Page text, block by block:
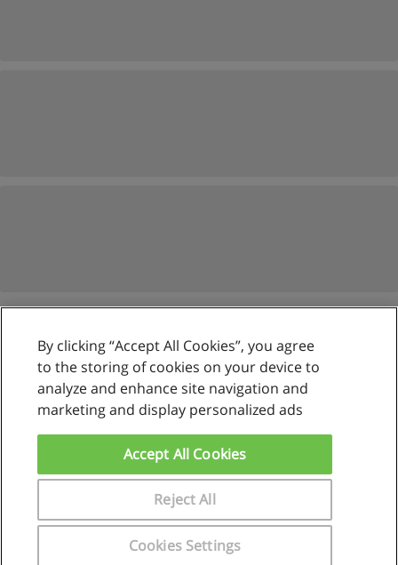
Reglas de uso
Privacidad de datos
www.educaedu.com.pe
By clicking “Accept All Cookies”, you agree
to the storing of cookies on your device to
analyze and enhance site navigation and
marketing and display personalized ads
Cookies Settings
Reject All
Accept All Cookies